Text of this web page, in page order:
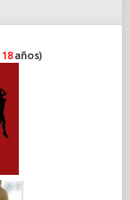
18años)